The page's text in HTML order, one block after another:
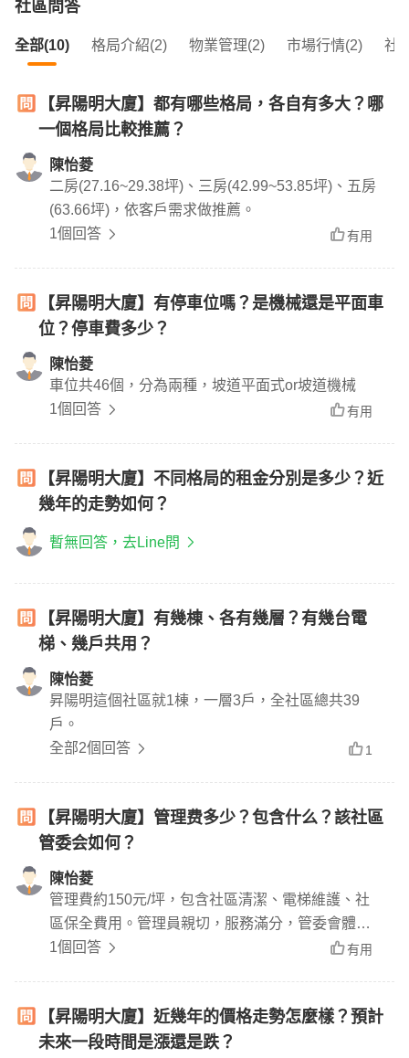
社區問答
全部(10) 格局介紹(2) 物業管理(2) 市場行情(2) 社
【昇陽明大廈】都有哪些格局，各自有多大？哪
一個格局比較推薦？
陳怡菱
二房(27.16~29.38坪)、三房(42.99~53.85坪)、五房
(63.66坪)，依客戶需求做推薦。
1個回答
有用
【昇陽明大廈】有停車位嗎？是機械還是平面車
位？停車費多少？
陳怡菱
車位共46個，分為兩種，坡道平面式or坡道機械
1個回答
有用
【昇陽明大廈】不同格局的租金分別是多少？近
幾年的走勢如何？
暫無回答，去Line問
【昇陽明大廈】有幾棟、各有幾層？有幾台電
梯、幾戶共用？
陳怡菱
昇陽明這個社區就1棟，一層3戶，全社區總共39
戶。
全部2個回答
1
【昇陽明大廈】管理费多少？包含什么？該社區
管委会如何？
陳怡菱
管理費約150元/坪，包含社區清潔、電梯維護、社
區保全費用。管理員親切，服務滿分，管委會體系
完整，做事認真細心。
1個回答 有用
【昇陽明大廈】近幾年的價格走勢怎麼樣？預計
未來一段時間是漲還是跌？